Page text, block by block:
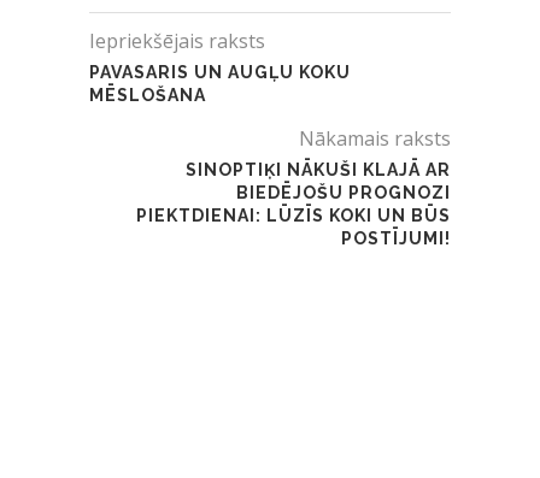
Iepriekšējais raksts
PAVASARIS UN AUGĻU KOKU
MĒSLOŠANA
Nākamais raksts
SINOPTIĶI NĀKUŠI KLAJĀ AR
BIEDĒJOŠU PROGNOZI
PIEKTDIENAI: LŪZĪS KOKI UN BŪS
POSTĪJUMI!